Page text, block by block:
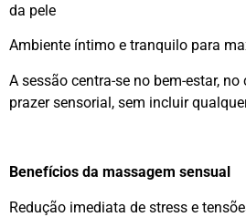
da pele
Ambiente íntimo e tranquilo para
A sessão centra-se no bem-estar,
prazer sensorial, sem incluir
Benefícios da massagem sensual
Redução imediata de stress e